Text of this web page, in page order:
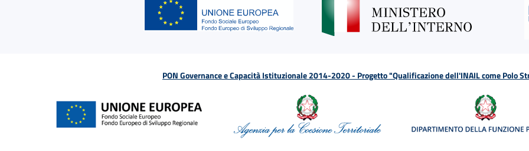
PON Governance e Capacità Istituzionale 2014-2020 - Progetto "Qualificazione dell'INAIL come Polo